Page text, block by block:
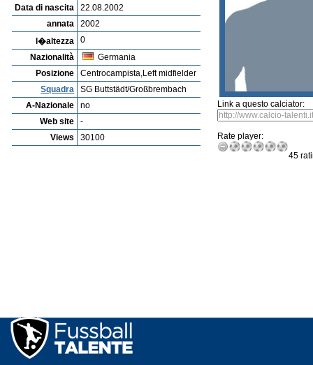
Data di nascita
22.08.2002
annata
2002
l�altezza
0
Nazionalità
Germania
Posizione
Centrocampista,Left midfielder
Squadra
SG Buttstädt/Großbrembach
A-Nazionale
no
Web site
-
Views
30100
Link a questo calciator:
Rate player:
45